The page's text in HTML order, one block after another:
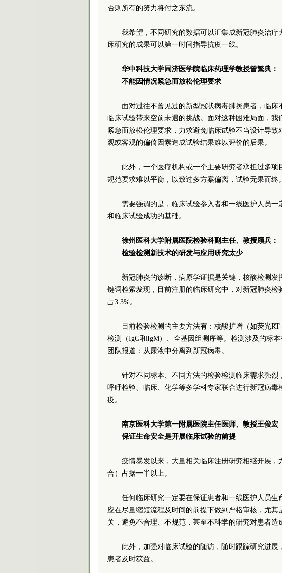
否则所有的努力将付之东流。
我希望，不同研究的数据可以汇集成新冠肺炎治
床研究的成果可以第一时间指导抗疫一线。
华中科技大学同济医学院临床药理学教授曾繁典：
不能因情况紧急而放松伦理要求
面对过往不曾见过的新型冠状病毒肺炎患者，临
临床试验带来空前未遇的挑战。面对这种困难局面，
紧急而放松伦理要求，力求避免临床试验不当设计导
观或客观的偏倚因素造成试验结果难以评价的后果。
此外，一个医疗机构或一个主要研究者承担过多
规范要求难以平衡，以致过多方案偏离，试验无果而终。
需要强调的是，临床试验参入者和一线医护人员
和临床试验成功的基础。
徐州医科大学附属医院检验科副主任、教授顾兵：
检验检测新技术的研发与应用研究太少
新冠肺炎的诊断，病原学证据是关键，核酸检测发
键词检索发现，目前注册的临床研究中，对新冠肺炎检
占3.3%。
目前检验检测的主要方法有：核酸扩增（如荧光
检测（IgG和IgM）、全基因组测序等。检测涉及的标
团队报道：从尿液中分离到新冠病毒。
针对不同标本、不同方法的检验检测临床需求强烈
呼吁检验、临床、化学等多学科专家联合进行新冠病
疫。
南京医科大学第一附属医院主任医师、教授王俊宏
保证生命安全是开展临床试验的前提
疫情暴发以来，大量相关临床注册研究相继开展
合）占据一半以上。
任何临床研究一定要在保证患者和一线医护人员
应在尽量缩短流程及时间的前提下做到严格审核，尤
关，避免不合理、不规范，甚至不科学的研究对患者造
此外，加强对临床试验的随访，随时跟踪研究进
患者及时获益。